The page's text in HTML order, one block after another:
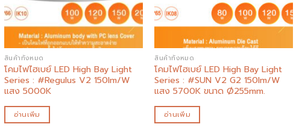
สินค้าทั้งหมด
โคมไฟไฮเบย์ LED High Bay Light
Series : #Regulus V2 150lm/W
แสง 5000K
อ่านเพิ่ม
สินค้าทั้งหมด
โคมไฟไฮเบย์ LED High Bay Light
Series : #SUN V2 G2 150lm/W
แสง 5700K ขนาด Ø255mm.
อ่านเพิ่ม